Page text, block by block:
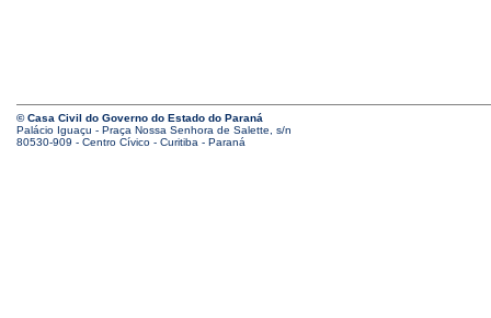
© Casa Civil do Governo do Estado do Paraná
Palácio Iguaçu - Praça Nossa Senhora de Salette, s/n
80530-909 - Centro Cívico - Curitiba - Paraná